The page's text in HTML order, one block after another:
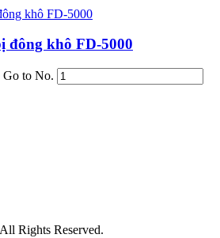
đông khô FD-5000
Go to No.
Rights Reserved.